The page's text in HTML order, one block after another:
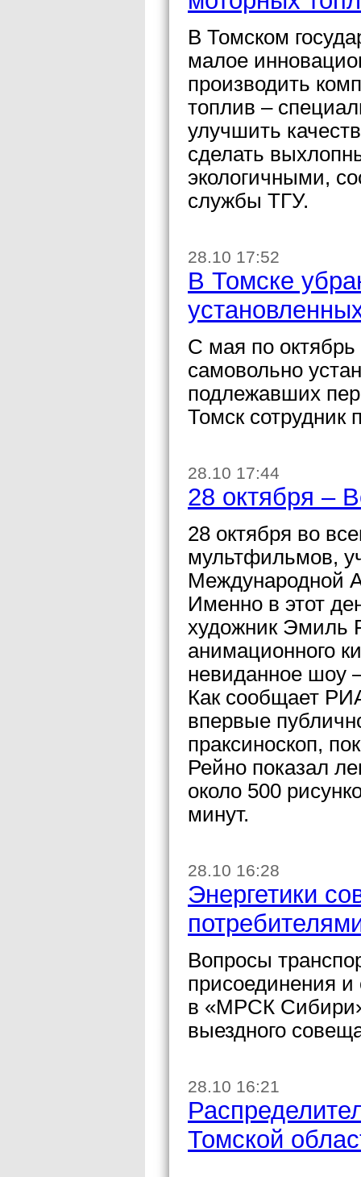
В Томском
малое
производить
топлив –
улучшить
сделать
экологичными,
службы ТГУ.
28.10 17:52
В Томске
С мая по октябрь
самовольно
подлежавших
Томск сотрудник
28.10 17:44
28 октября –
28 октября во
мультфильмов,
Международной
Именно в этот
художник Эмиль
анимационного
невиданное шоу
Как сообщает
впервые
праксиноскоп,
Рейно показал
около 500
минут.
28.10 16:28
Энергетики
Вопросы
присоединения и
в «МРСК Сибири»
выездного
28.10 16:21
Томской